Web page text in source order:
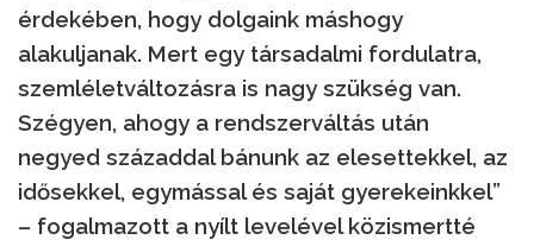
érdekében, hogy dolgaink máshogy
alakuljanak. Mert egy társadalmi fordulatra,
szemléletváltozásra is nagy szükség van.
Szégyen, ahogy a rendszerváltás után
negyed századdal bánunk az elesettekkel, az
idősekkel, egymással és saját gyerekeinkkel”
– fogalmazott a nyílt levelével közismertté